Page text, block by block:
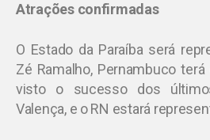
Atrações confirmadas
O Estado da Paraíba será
Zé Ramalho, Pernambuco
visto o sucesso dos
Valença, e o RN estará